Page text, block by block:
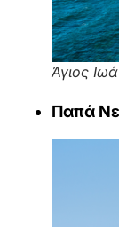
Άγιος
Παπά